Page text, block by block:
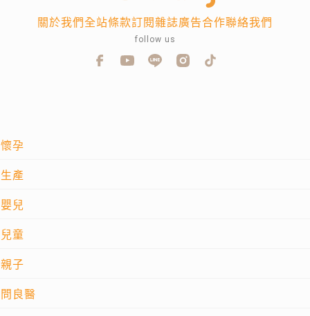
懷孕
生產
嬰兒
兒童
親子
問良醫
關於我們全站條款訂閱雜誌廣告合作聯絡我們
follow us